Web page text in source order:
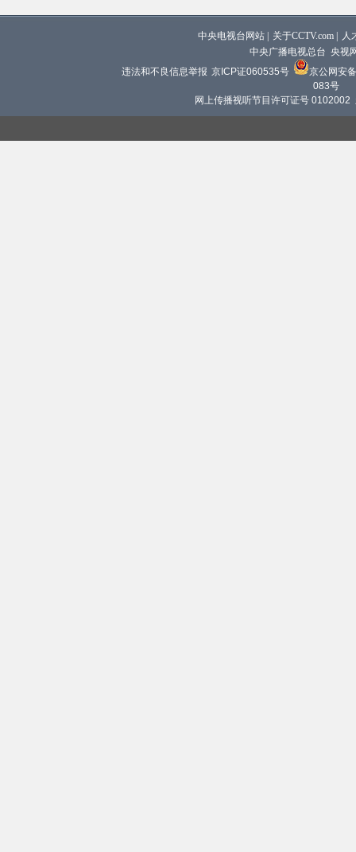
中央电视台网站 关于CCTV.com
人
中央广播电视总台 央视
违法和不良信息举报 京ICP证060535号
京公网安
083号
网上传播视听节目许可证号